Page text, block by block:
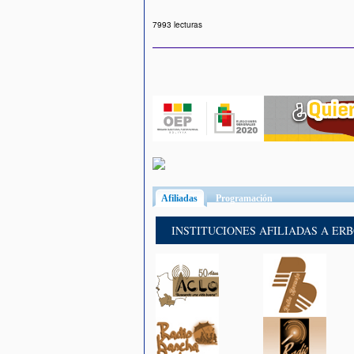
7993 lecturas
Afiliadas (solapa activa)
Programación
INSTITUCIONES AFILIADAS A